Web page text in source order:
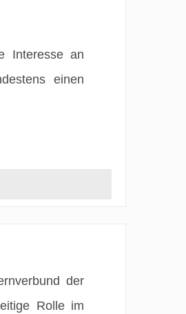
Interesse an
einen
der
Rolle im